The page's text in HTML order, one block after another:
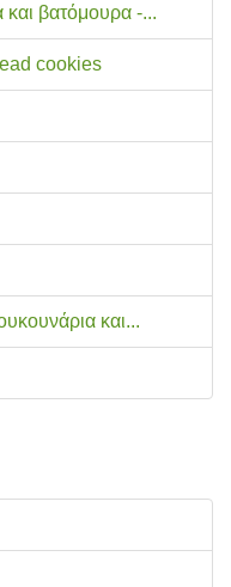
βατόμουρα -...
cookies
και...